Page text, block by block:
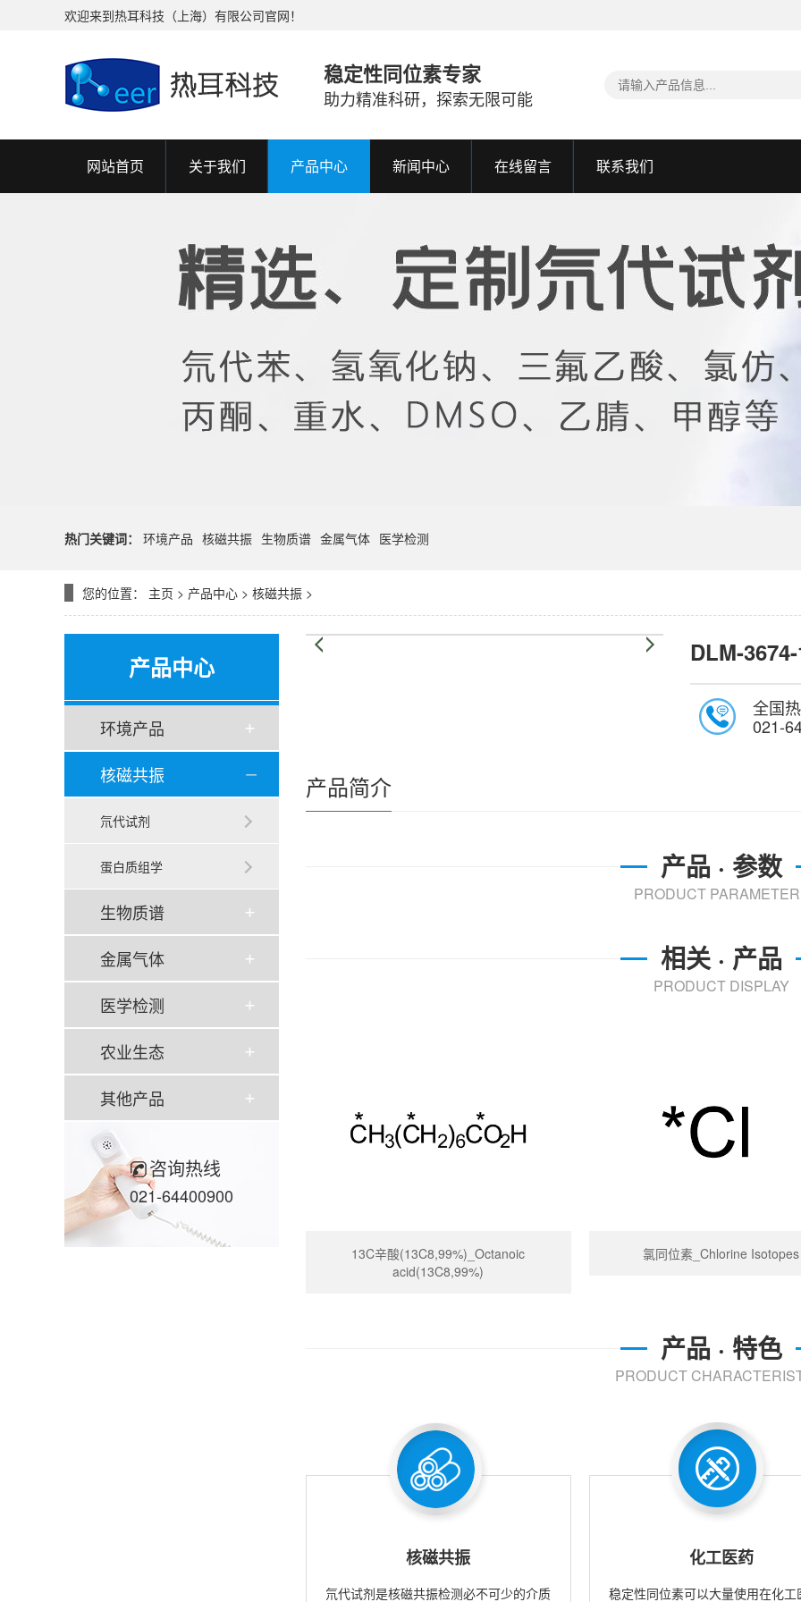
欢迎来到热耳科技（上海）有限公司官网！
稳定性同位素专家
助力精准科研，探索无限可能
网站首页 关于我们 产品中心 新闻中心 在线留言 联系我们
热门关键词： 环境产品 核磁共振 生物质谱 金属气体 医学检测
您的位置： 主页 > 产品中心 > 核磁共振 >
产品中心
环境产品
核磁共振
氘代试剂
蛋白质组学
生物质谱
金属气体
医学检测
农业生态
其他产品
咨询热线
021-64400900
DLM-
全国
021-
产品简介
产品 · 参数
PRODUCT
相关 · 产品
PRODUCT DISPLAY
13C辛酸(13C8,99%)_Octanoic
acid(13C8,99%)
氯同位素_Chlorine Isotopes
产品 · 特色
PRODUCT
核磁共振
氘代试剂是核磁共振检测必不可少的介质
化工医药
稳定性同位素可以大量使用在化工